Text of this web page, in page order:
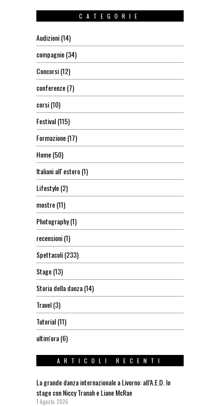
CATEGORIE
Audizioni(14)
compagnie(34)
Concorsi(12)
conferenze(7)
corsi(10)
Festival(115)
Formazione(17)
Home(50)
Italiani all' estero(1)
Lifestyle(2)
mostre(11)
Photography(1)
recensioni(1)
Spettacoli(233)
Stage(13)
Storia della danza(14)
Travel(3)
Tutorial(11)
ultim'ora(6)
ARTICOLI RECENTI
La grande danza internazionale a Livorno: all’A.E.D. lo
stage con Niccy Tranah e Liane McRae
1 Agosto 2026